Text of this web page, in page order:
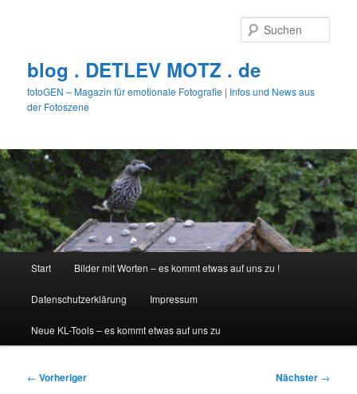
blog . DETLEV MOTZ . de
fotoGEN – Magazin für emotionale Fotografie | Infos und News aus
der Fotoszene
Start Bilder mit Worten – es kommt etwas auf uns zu !
Datenschutzerklärung Impressum
Neue KL-Tools – es kommt etwas auf uns zu
Beitragsnavigation
← Vorheriger Nächster →